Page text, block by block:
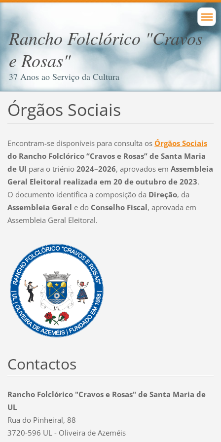
Rancho Folclórico "Cravos
e Rosas"
37 Anos ao Serviço da Cultura
Órgãos Sociais
Encontram-se disponíveis para consulta os Órgãos Sociais
do Rancho Folclórico “Cravos e Rosas” de Santa Maria
de Ul para o triénio 2024–2026, aprovados em Assembleia
Geral Eleitoral realizada em 20 de outubro de 2023.
O documento identifica a composição da Direção, da
Assembleia Geral e do Conselho Fiscal, aprovada em
Assembleia Geral Eleitoral.
Contactos
Rancho Folclórico "Cravos e Rosas" de Santa Maria de
UL
Rua do Pinheiral, 88
3720-596 UL - Oliveira de Azeméis